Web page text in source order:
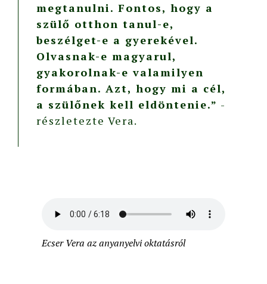
megtanulni. Fontos, hogy a
szülő otthon tanul-e,
beszélget-e a gyerekével.
Olvasnak-e magyarul,
gyakorolnak-e valamilyen
formában. Azt, hogy mi a cél,
a szülőnek kell eldöntenie.” -
részletezte Vera.
Ecser Vera az anyanyelvi oktatásról